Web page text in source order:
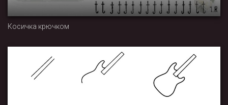
Косичка крючком